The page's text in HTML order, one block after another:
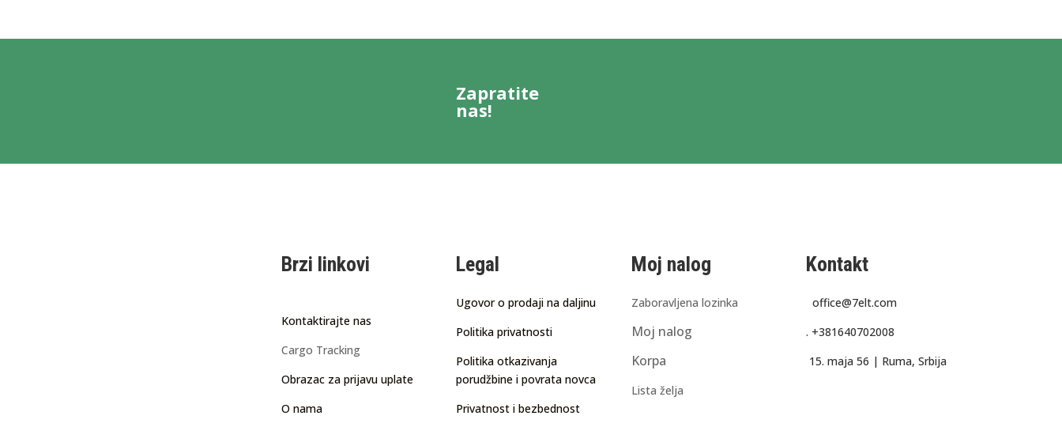
Zapratite
nas!
Brzi linkovi
Kontaktirajte nas
Cargo Tracking
Obrazac za prijavu uplate
O nama
Legal
Ugovor o prodaji na daljinu
Politika privatnosti
Politika otkazivanja
porudžbine i povrata novca
Privatnost i bezbednost
Moj nalog
Zaboravljena lozinka
Moj nalog
Korpa
Lista želja
Kontakt
office@7elt.com
. +381640702008
15. maja 56 | Ruma, Srbija